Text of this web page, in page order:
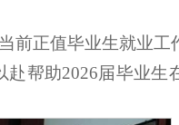
前正值毕业生就业工
帮助2026届毕业生